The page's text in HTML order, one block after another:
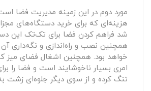
مورد دوم در این زمینه‌ مدیریت فضا
هزینه‌ای که برای خرید دستگاه‌های
شد فراهم کردن فضا برای تک‌تک این
همچنین نصب و راه‌اندازی و نگه‌داری آن
امری بسیار ناخوشایند است و فضا را
تنگ کرده و از سوی دیگر جلوه‌ای زشت